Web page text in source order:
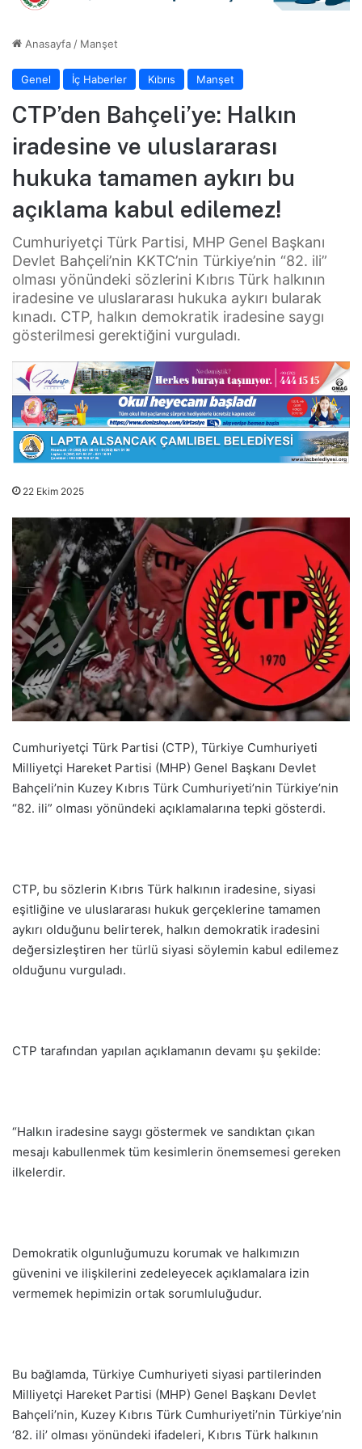
Anasayfa / Manşet
Genel İç Haberler Kıbrıs Manşet
CTP’den Bahçeli’ye: Halkın
iradesine ve uluslararası
hukuka tamamen aykırı bu
açıklama kabul edilemez!
Cumhuriyetçi Türk Partisi, MHP Genel Başkanı
Devlet Bahçeli’nin KKTC’nin Türkiye’nin “82. ili”
olması yönündeki sözlerini Kıbrıs Türk halkının
iradesine ve uluslararası hukuka aykırı bularak
kınadı. CTP, halkın demokratik iradesine saygı
gösterilmesi gerektiğini vurguladı.
22 Ekim 2025
Cumhuriyetçi Türk Partisi (CTP), Türkiye Cumhuriyeti
Milliyetçi Hareket Partisi (MHP) Genel Başkanı Devlet
Bahçeli’nin Kuzey Kıbrıs Türk Cumhuriyeti’nin Türkiye’nin
“82. ili” olması yönündeki açıklamalarına tepki gösterdi.
CTP, bu sözlerin Kıbrıs Türk halkının iradesine, siyasi
eşitliğine ve uluslararası hukuk gerçeklerine tamamen
aykırı olduğunu belirterek, halkın demokratik iradesini
değersizleştiren her türlü siyasi söylemin kabul edilemez
olduğunu vurguladı.
CTP tarafından yapılan açıklamanın devamı şu şekilde:
“Halkın iradesine saygı göstermek ve sandıktan çıkan
mesajı kabullenmek tüm kesimlerin önemsemesi gereken
ilkelerdir.
Demokratik olgunluğumuzu korumak ve halkımızın
güvenini ve ilişkilerini zedeleyecek açıklamalara izin
vermemek hepimizin ortak sorumluluğudur.
Bu bağlamda, Türkiye Cumhuriyeti siyasi partilerinden
Milliyetçi Hareket Partisi (MHP) Genel Başkanı Devlet
Bahçeli’nin, Kuzey Kıbrıs Türk Cumhuriyeti’nin Türkiye’nin
‘82. ili’ olması yönündeki ifadeleri, Kıbrıs Türk halkının